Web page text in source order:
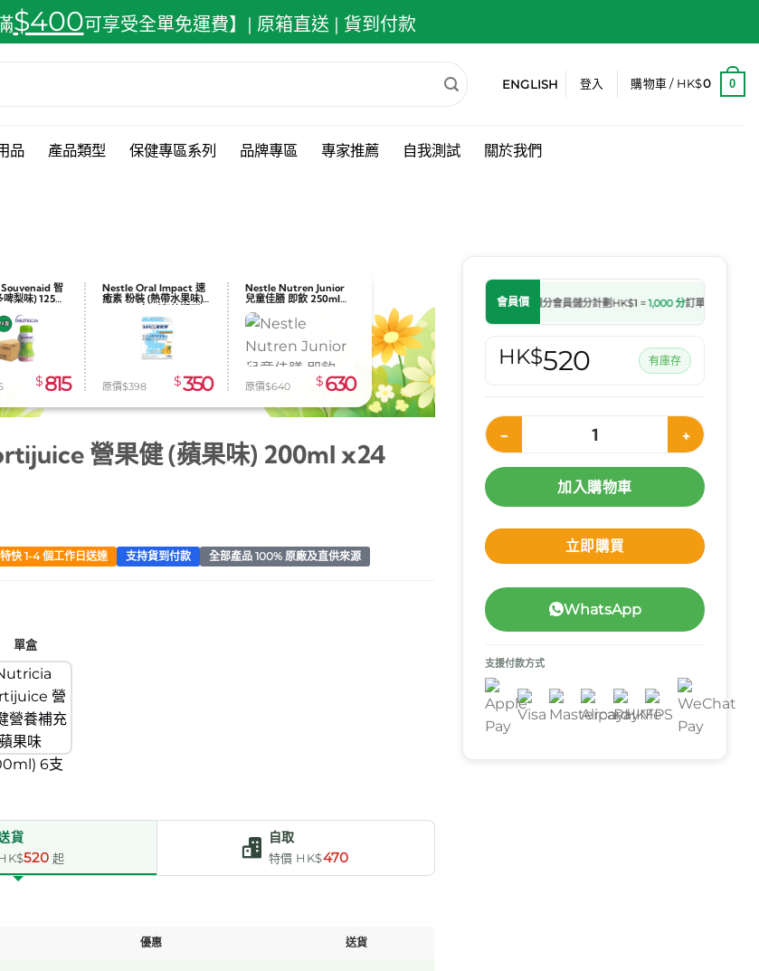
$400可享受全單免運費】| 原箱直送 | 貨到付款
ENGLISH 登入 購物車 / HK$0 0
品 產品類型 保健專區系列 品牌專區 專家推薦 自我測試 關於我們
智
梨味) 125ml
$ 815
Nestle Oral Impact 速
癒素 粉裝 (熱帶水果味)
2026.08.31）
原價$398 $350
Nestle Nutren Junior
兒童佳膳 即飲 250ml
x24
原價$640 $ 630
營果健 (蘋果味) 200ml x24
特快 1-4 個工作日送達 支持貨到付款 全部產品 100% 原廠及直供來源
單盒
貨
520 起
自取
特價 HK$470
優惠 送貨
會員價 會員儲分計劃HK$1 = 1,000 分訂單轉為處理中後
HK$520 有庫存
Nutricia Fortijuice 營果健 (蘋果味) 200ml
加入購物車
立即購買
WhatsApp
支援付款方式